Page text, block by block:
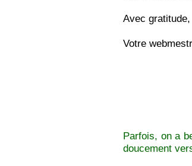
Avec gratitude,
Votre
Parfois, on a
doucement